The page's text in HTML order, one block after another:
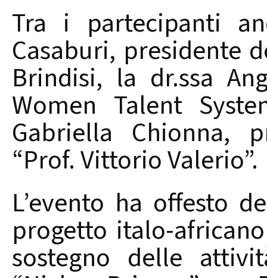
Tra i partecipanti
Casaburi, presidente
Brindisi, la dr.ssa
Women Talent
Gabriella Chionna,
“Prof. Vittorio Valerio”.
L’evento ha offesto
progetto italo-
sostegno delle